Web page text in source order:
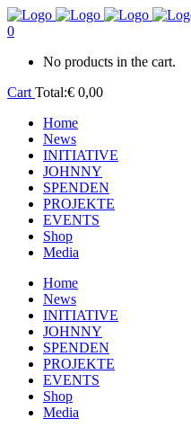
0
No products in the cart.
Cart Total:€ 0,00
Home
News
INITIATIVE
JOHNNY
SPENDEN
PROJEKTE
EVENTS
Shop
Media
Home
News
INITIATIVE
JOHNNY
SPENDEN
PROJEKTE
EVENTS
Shop
Media